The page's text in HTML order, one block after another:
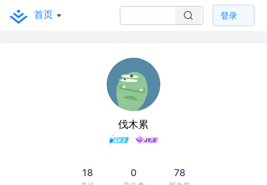
首页 登录
伐木累
18 0 78